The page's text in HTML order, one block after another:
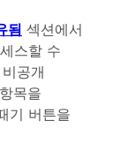
됨 섹션에서
스할 수
공개
목을
기 버튼을